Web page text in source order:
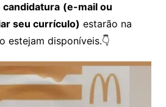
candidatura (e-mail ou
seu currículo) estarão na
estejam disponíveis.👇